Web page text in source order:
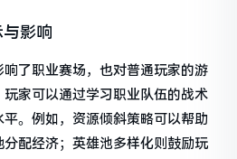
影响
了职业赛场，也对普通玩家的游
家可以通过学习职业队伍的战术
。例如，资源倾斜策略可以帮助
配经济；英雄池多样化则鼓励玩